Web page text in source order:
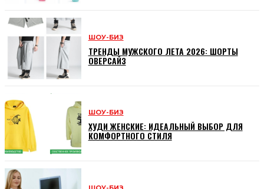
ШОУ-БИЗ
ТРЕНДЫ МУЖСКОГО ЛЕТА 2026: ШОРТЫ
ОВЕРСАЙЗ
ШОУ-БИЗ
ХУДИ ЖЕНСКИЕ: ИДЕАЛЬНЫЙ ВЫБОР ДЛЯ
КОМФОРТНОГО СТИЛЯ